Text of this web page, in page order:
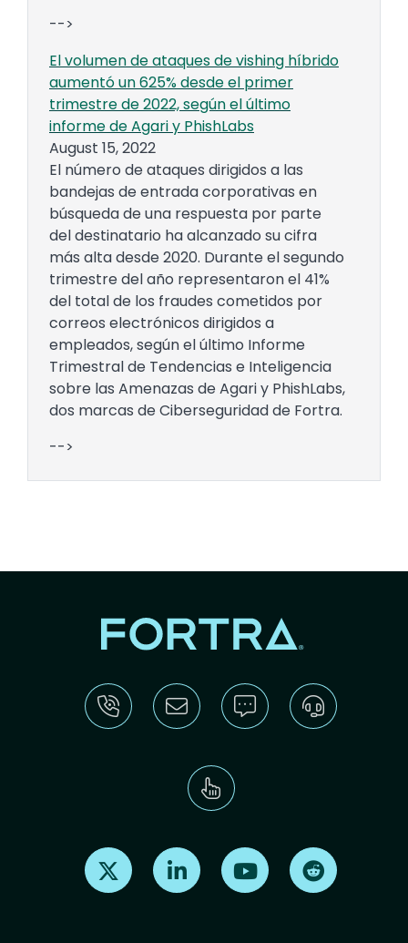
-->
El volumen de ataques de vishing híbrido
aumentó un 625% desde el primer
trimestre de 2022, según el último
informe de Agari y PhishLabs
August 15, 2022
El número de ataques dirigidos a las
bandejas de entrada corporativas en
búsqueda de una respuesta por parte
del destinatario ha alcanzado su cifra
más alta desde 2020. Durante el segundo
trimestre del año representaron el 41%
del total de los fraudes cometidos por
correos electrónicos dirigidos a
empleados, según el último Informe
Trimestral de Tendencias e Inteligencia
sobre las Amenazas de Agari y PhishLabs,
dos marcas de Ciberseguridad de Fortra.
-->
Find us on X Find us on LinkedInFind us on Youtube